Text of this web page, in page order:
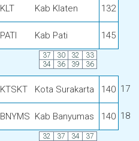
KLT Kab Klaten 132
PATI Kab Pati 145
37 30 32
33
34
36 39 36
KTSKT Kota Surakarta 140 17
BNYMS Kab Banyumas 140 18
32 37 34
37